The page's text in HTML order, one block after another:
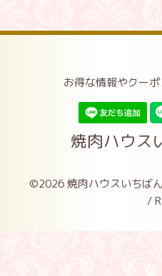
お得な情報やクー
焼肉ハウス
©2026焼肉ハウスいちば
/